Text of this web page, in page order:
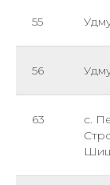
55
56
63
с.